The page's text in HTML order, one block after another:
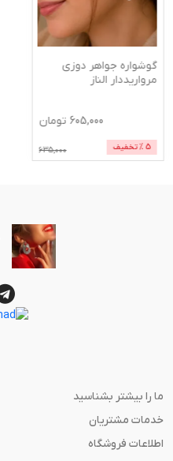
گوشواره جواهر دوزی
مرواریددار الناز
605,000 تومان
% تخفیف 635,000
ما را بیشتر بشناسید
خدمات مشتریان
اطلاعات فروشگاه